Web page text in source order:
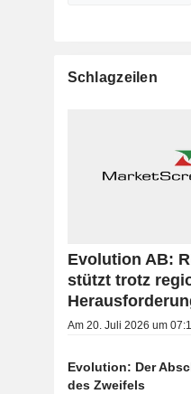
Schlagzeilen
Evolution AB:
stützt trotz
Am 20. Juli 2026 um
Evolution: Der
des Zweifels